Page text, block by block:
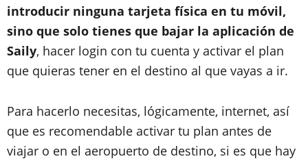
introducir ninguna tarjeta física en tu móvil,
sino que solo tienes que bajar la aplicación de
Saily, hacer login con tu cuenta y activar el plan
que quieras tener en el destino al que vayas a ir.
Para hacerlo necesitas, lógicamente, internet, así
que es recomendable activar tu plan antes de
viajar o en el aeropuerto de destino, si es que hay